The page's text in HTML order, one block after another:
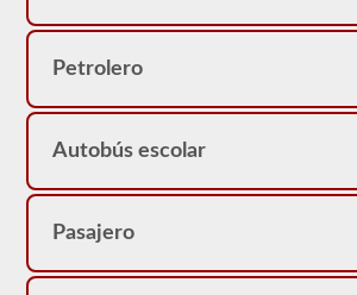
Petrolero
Autobús escolar
Pasajero